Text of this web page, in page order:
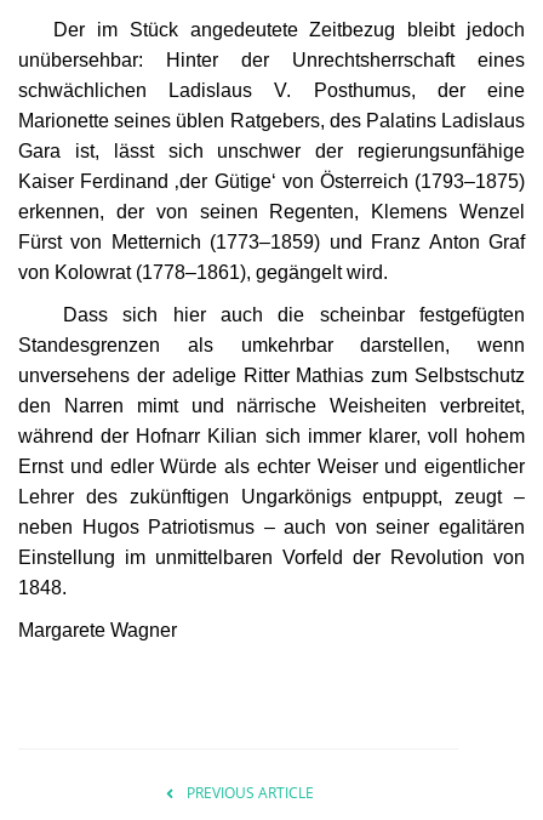
Der im Stück angedeutete Zeitbezug bleibt jedoch
unübersehbar: Hinter der Unrechtsherrschaft eines
schwächlichen Ladislaus V. Posthumus, der eine
Marionette seines üblen Ratgebers, des Palatins Ladislaus
Gara ist, lässt sich unschwer der regierungsunfähige
Kaiser Ferdinand ‚der Gütige‘ von Österreich (1793–1875)
erkennen, der von seinen Regenten, Klemens Wenzel
Fürst von Metternich (1773–1859) und Franz Anton Graf
von Kolowrat (1778–1861), gegängelt wird.
Dass sich hier auch die scheinbar festgefügten
Standesgrenzen als umkehrbar darstellen, wenn
unversehens der adelige Ritter Mathias zum Selbstschutz
den Narren mimt und närrische Weisheiten verbreitet,
während der Hofnarr Kilian sich immer klarer, voll hohem
Ernst und edler Würde als echter Weiser und eigentlicher
Lehrer des zukünftigen Ungarkönigs entpuppt, zeugt –
neben Hugos Patriotismus – auch von seiner egalitären
Einstellung im unmittelbaren Vorfeld der Revolution von
1848.
Margarete Wagner
PREVIOUS ARTICLE